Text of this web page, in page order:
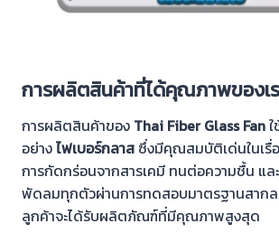
การผลิตสินค้าที่ได้คุณภาพของเ
การผลิตสินค้าของ Thai Fiber Glass Fan
อย่างไฟเบอร์กลาส ซึ่งมีคุณสมบัติเด่นในเรื่
การกัดกร่อนจากสารเคมี ทนต่อความชื้น แ
พัดลมทุกตัวผ่านการทดสอบมาตรฐานสากล
ลูกค้าจะได้รับผลิตภัณฑ์ที่มีคุณภาพสูงสุด